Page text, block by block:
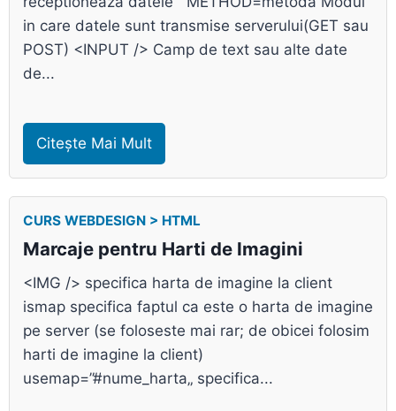
in care datele sunt transmise serverului(GET sau
POST) <INPUT /> Camp de text sau alte date
de...
Citește Mai Mult
CURS WEBDESIGN > HTML
Marcaje pentru Harti de Imagini
<IMG /> specifica harta de imagine la client
ismap specifica faptul ca este o harta de imagine
pe server (se foloseste mai rar; de obicei folosim
harti de imagine la client)
usemap=”#nume_harta„ specifica...